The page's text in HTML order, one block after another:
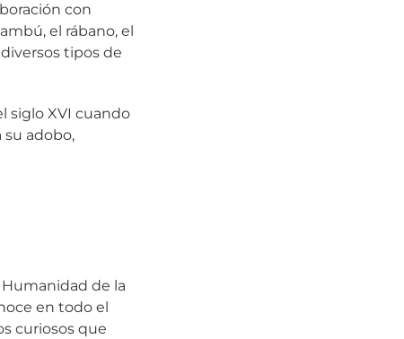
con
el rábano, el
tipos de
siglo XVI cuando
adobo,
de la
en todo el
curiosos que